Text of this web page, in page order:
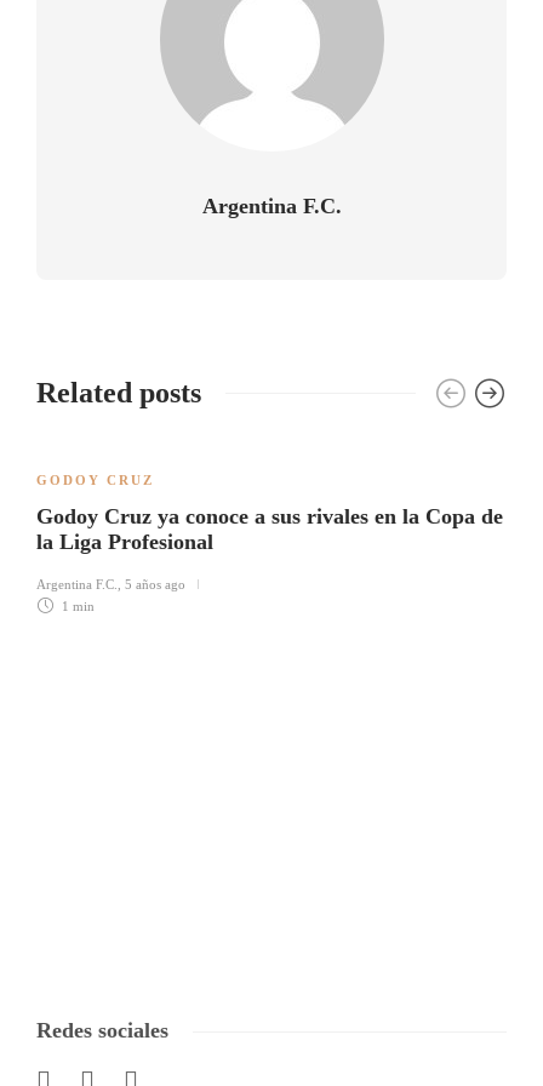
Argentina F.C.
Related posts
GODOY CRUZ
Godoy Cruz ya conoce a sus rivales en la Copa de
la Liga Profesional
Argentina F.C.
5 años ago
1 min
Redes sociales